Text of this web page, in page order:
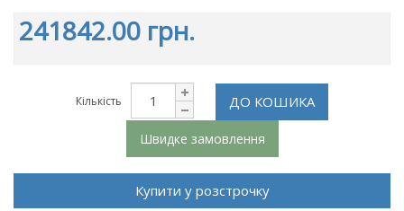
241842.00 грн.
Кількість ДО КОШИКА
Швидке замовлення
Купити у розстрочку